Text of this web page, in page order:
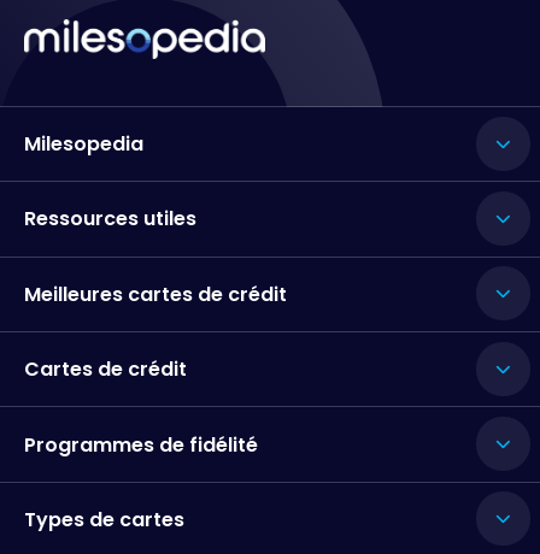
Milesopedia
Ressources utiles
Meilleures cartes de crédit
Cartes de crédit
Programmes de fidélité
Types de cartes